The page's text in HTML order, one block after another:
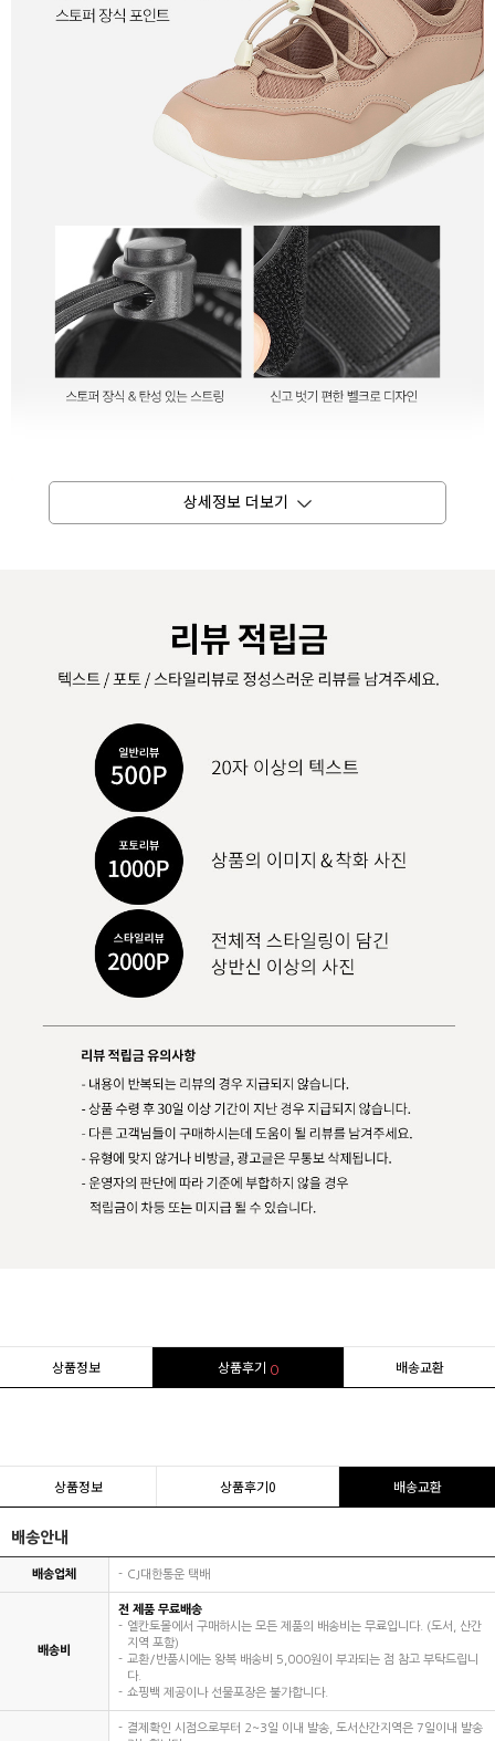
상품정보 상품후기 0 배송교환
상품정보 상품후기0 배송교환
배송안내
배송업체 CJ대한통운 택배
배송비
전 제품 무료배송
엘칸토몰에서 구매하시는 모든 제품의 배송비는 무료입니다. (도서, 산간
지역 포함)
교환/반품시에는 왕복 배송비 5,000원이 부과되는 점 참고 부탁드립니
다.
쇼핑백 제공이나 선물포장은 불가합니다.
결제확인 시점으로부터 2~3일 이내 발송, 도서산간지역은 7일이내 발송